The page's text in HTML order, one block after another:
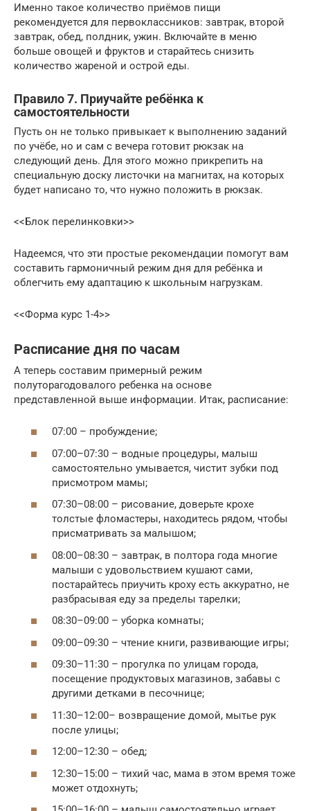
Именно такое количество приёмов пищи
рекомендуется для первоклассников: завтрак, второй
завтрак, обед, полдник, ужин. Включайте в меню
больше овощей и фруктов и старайтесь снизить
количество жареной и острой еды.
Правило 7. Приучайте ребёнка к
самостоятельности
Пусть он не только привыкает к выполнению заданий
по учёбе, но и сам с вечера готовит рюкзак на
следующий день. Для этого можно прикрепить на
специальную доску листочки на магнитах, на которых
будет написано то, что нужно положить в рюкзак.
<<Блок перелинковки>>
Надеемся, что эти простые рекомендации помогут вам
составить гармоничный режим дня для ребёнка и
облегчить ему адаптацию к школьным нагрузкам.
<<Форма курс 1-4>>
Расписание дня по часам
А теперь составим примерный режим
полуторагодовалого ребенка на основе
представленной выше информации. Итак, расписание:
07:00 – пробуждение;
07:00–07:30 – водные процедуры, малыш
самостоятельно умывается, чистит зубки под
присмотром мамы;
07:30–08:00 – рисование, доверьте крохе
толстые фломастеры, находитесь рядом, чтобы
присматривать за малышом;
08:00–08:30 – завтрак, в полтора года многие
малыши с удовольствием кушают сами,
постарайтесь приучить кроху есть аккуратно, не
разбрасывая еду за пределы тарелки;
08:30–09:00 – уборка комнаты;
09:00–09:30 – чтение книги, развивающие игры;
09:30–11:30 – прогулка по улицам города,
посещение продуктовых магазинов, забавы с
другими детками в песочнице;
11:30–12:00– возвращение домой, мытье рук
после улицы;
12:00–12:30 – обед;
12:30–15:00 – тихий час, мама в этом время тоже
может отдохнуть;